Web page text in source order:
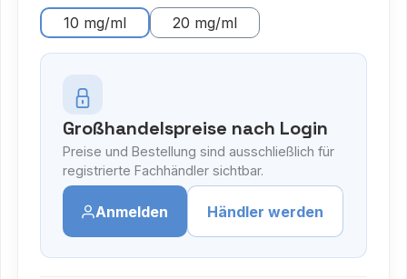
10 mg/ml
20 mg/ml
Großhandelspreise nach Login
Preise und Bestellung sind ausschließlich für
registrierte Fachhändler sichtbar.
Anmelden Händler werden